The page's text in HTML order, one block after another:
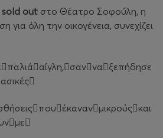
sold out στο Θέατρο Σοφούλη, η
όλη την οικογένεια, συνεχίζει